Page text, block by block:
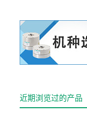
近期浏览过的产品